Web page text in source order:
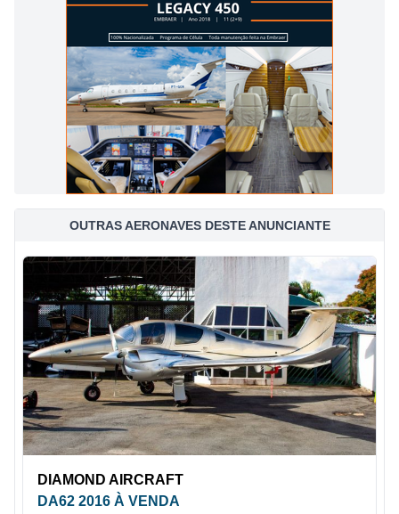
OUTRAS AERONAVES DESTE ANUNCIANTE
DIAMOND AIRCRAFT
DA62 2016 À VENDA